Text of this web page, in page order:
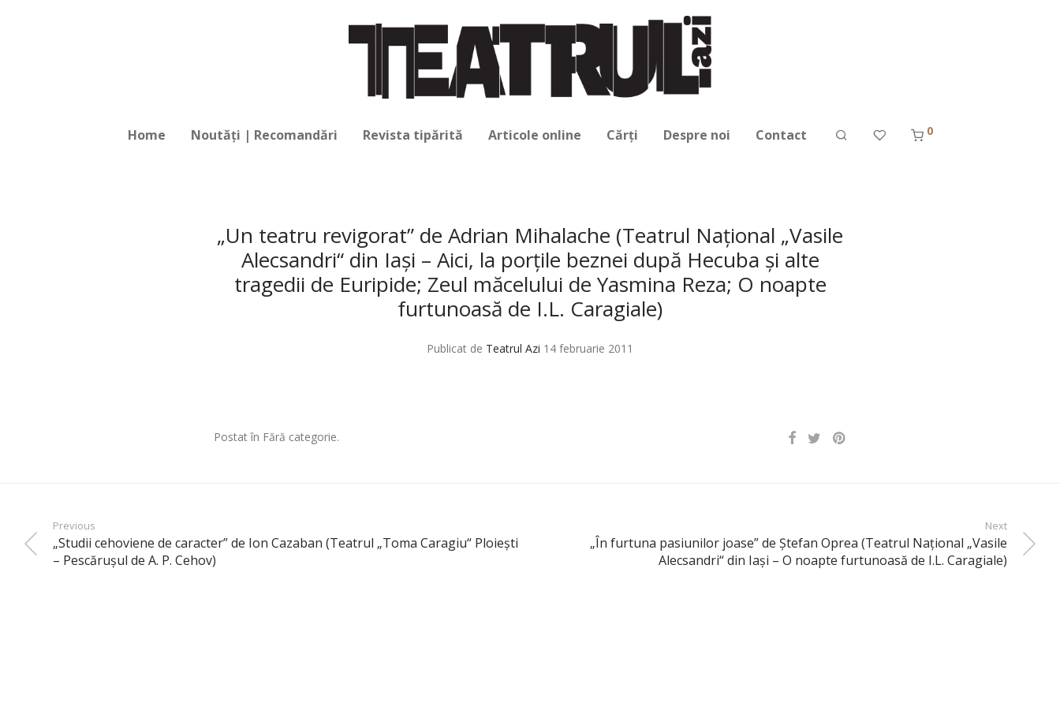
Home Noutăți | Recomandări Revista tipărită Articole online Cărți Despre noi Contact 0
„Un teatru revigorat” de Adrian Mihalache (Teatrul Naţional „Vasile
Alecsandri“ din Iaşi – Aici, la porţile beznei după Hecuba şi alte
tragedii de Euripide; Zeul măcelului de Yasmina Reza; O noapte
furtunoasă de I.L. Caragiale)
Publicat de Teatrul Azi 14 februarie 2011
Postat în Fără categorie.
Previous
„Studii cehoviene de caracter” de Ion Cazaban (Teatrul „Toma Caragiu“ Ploieşti
– Pescăruşul de A. P. Cehov)
Next
„În furtuna pasiunilor joase” de Ştefan Oprea (Teatrul Naţional „Vasile
Alecsandri“ din Iaşi – O noapte furtunoasă de I.L. Caragiale)